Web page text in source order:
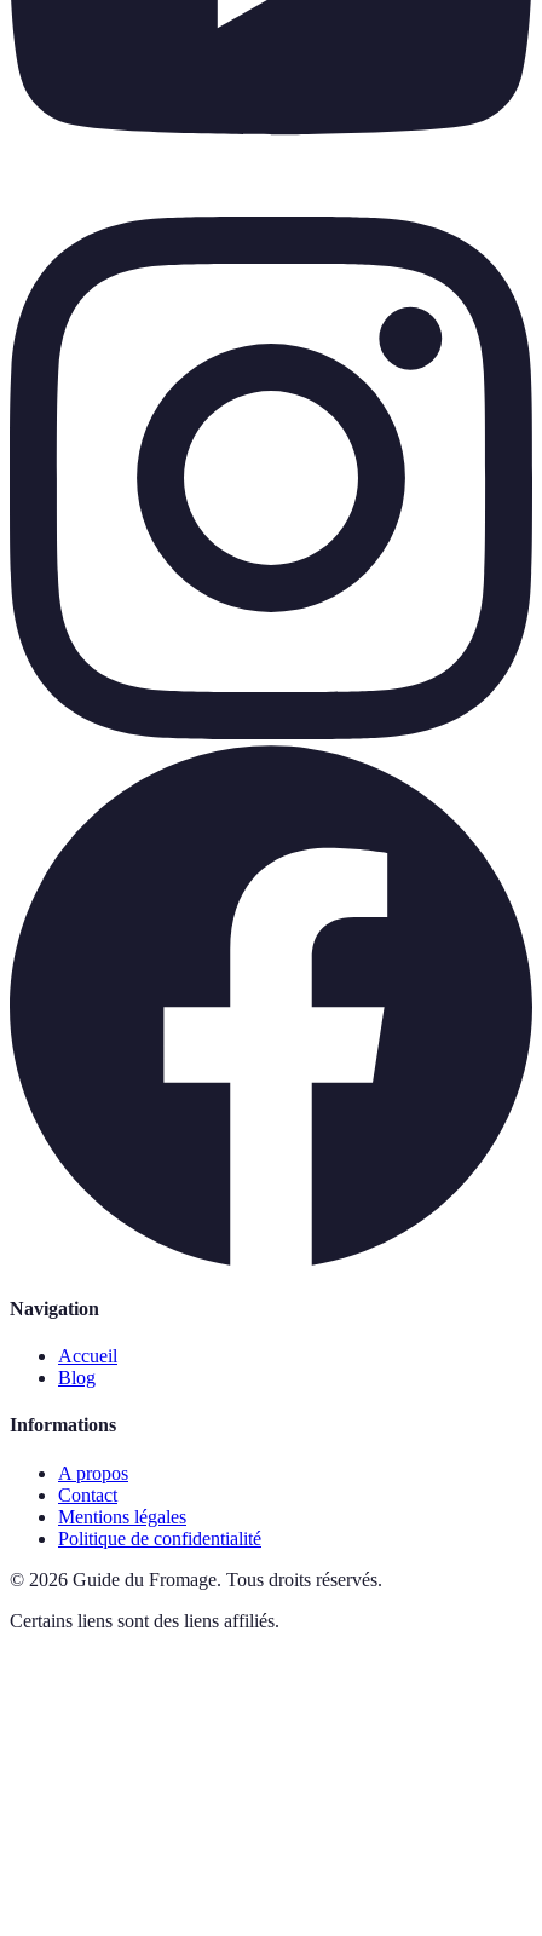
Navigation
Accueil
Blog
Informations
A propos
Contact
Mentions légales
Politique de confidentialité
© 2026 Guide du Fromage. Tous droits réservés.
Certains liens sont des liens affiliés.